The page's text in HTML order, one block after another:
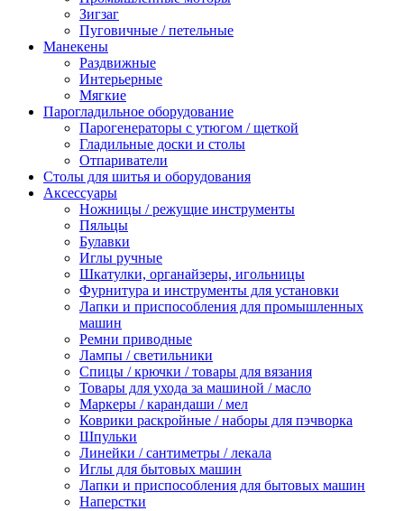
Зигзаг
Пуговичные / петельные
Манекены
Раздвижные
Интерьерные
Мягкие
Парогладильное оборудование
Парогенераторы с утюгом / щеткой
Гладильные доски и столы
Отпариватели
Столы для шитья и оборудования
Аксессуары
Ножницы / режущие инструменты
Пяльцы
Булавки
Иглы ручные
Шкатулки, органайзеры, игольницы
Фурнитура и инструменты для установки
Лапки и приспособления для промышленных
машин
Ремни приводные
Лампы / светильники
Спицы / крючки / товары для вязания
Товары для ухода за машиной / масло
Маркеры / карандаши / мел
Коврики раскройные / наборы для пэчворка
Шпульки
Линейки / сантиметры / лекала
Иглы для бытовых машин
Лапки и приспособления для бытовых машин
Наперстки